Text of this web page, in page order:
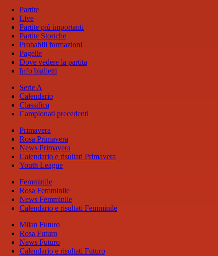
Partite
Live
Partite più importanti
Partite Storiche
Probabili formazioni
Pagelle
Dove vedere la partita
Info biglietti
Serie A
Calendario
Classifica
Campionati precedenti
Primavera
Rosa Primavera
News Primavera
Calendario e risultati Primavera
Youth League
Femminile
Rosa Femminile
News Femminile
Calendario e risultati Femminile
Milan Futuro
Rosa Futuro
News Futuro
Calendario e risultati Futuro